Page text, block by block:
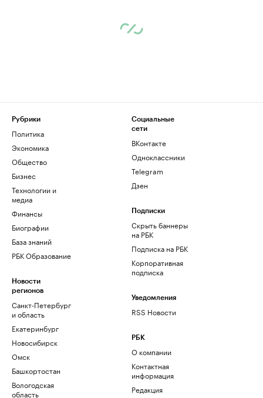
Рубрики
Политика
Экономика
Общество
Бизнес
Технологии и
медиа
Финансы
Биографии
База знаний
РБК Образование
Новости
регионов
Санкт-Петербург
и область
Екатеринбург
Новосибирск
Омск
Башкортостан
Вологодская
область
Социальные
сети
ВКонтакте
Одноклассники
Telegram
Дзен
Подписки
Скрыть баннеры
на РБК
Подписка на РБК
Корпоративная
подписка
Уведомления
RSS Новости
РБК
О компании
Контактная
информация
Редакция